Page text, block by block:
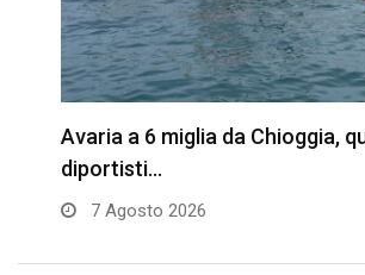
Avaria a 6 miglia da Chioggia,
diportisti…
7 Agosto 2026